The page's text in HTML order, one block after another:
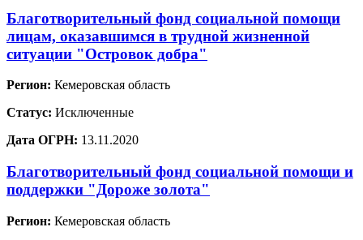
Благотворительный фонд социальной помощи
лицам, оказавшимся в трудной жизненной
ситуации "Островок добра"
Регион: Кемеровская область
Статус: Исключенные
Дата ОГРН: 13.11.2020
Благотворительный фонд социальной помощи и
поддержки "Дороже золота"
Регион: Кемеровская область